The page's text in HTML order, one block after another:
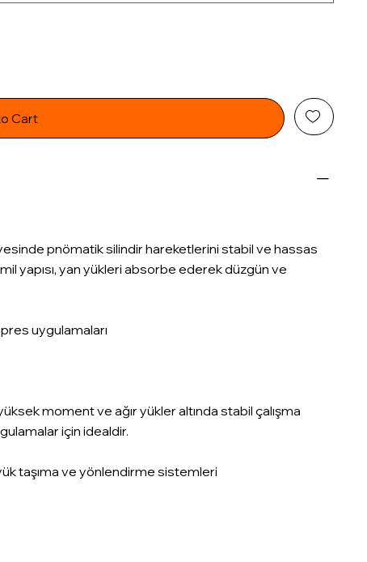
Cart
pnömatik silindir hareketlerini stabil ve hassas
yapısı, yan yükleri absorbe ederek düzgün ve
uygulamaları
moment ve ağır yükler altında stabil çalışma
için idealdir.
taşıma ve yönlendirme sistemleri